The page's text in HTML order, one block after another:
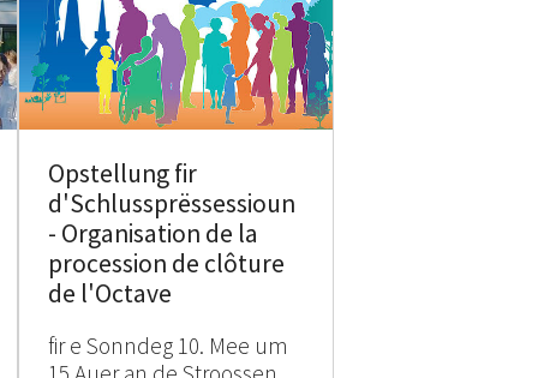
Opstellung fir
d'Schlussprëssessioun
- Organisation de la
procession de clôture
de l'Octave
fir e Sonndeg 10. Mee um